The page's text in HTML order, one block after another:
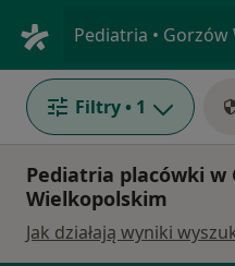
Filtry • 1
Pediatria placówki w
Wielkopolskim
Jak działają wyniki